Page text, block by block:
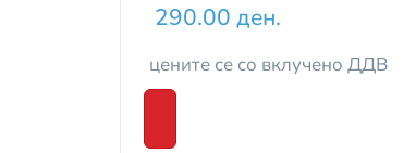
290.00 ден.
цените се со вклучено ДДВ